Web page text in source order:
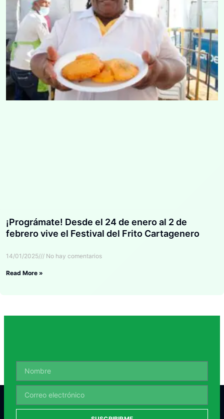
¡Prográmate! Desde el 24 de enero al 2 de
febrero vive el Festival del Frito Cartagenero
14/01/2025 No hay comentarios
Read More »